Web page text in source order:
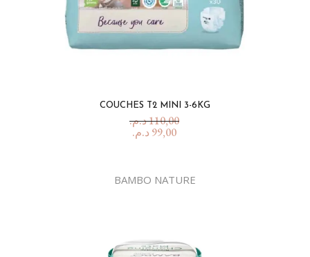
COUCHES T2 MINI 3-6KG
110,00د.م.
99,00 د.م.
BAMBO NATURE